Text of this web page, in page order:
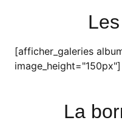
[afficher_galeries
image_height="150px"]
La